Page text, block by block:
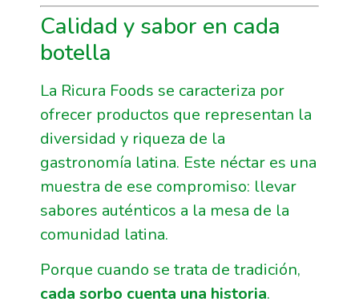
Calidad y sabor en cada
botella
La Ricura Foods se caracteriza por
ofrecer productos que representan la
diversidad y riqueza de la
gastronomía latina. Este néctar es una
muestra de ese compromiso: llevar
sabores auténticos a la mesa de la
comunidad latina.
Porque cuando se trata de tradición,
cada sorbo cuenta una historia.